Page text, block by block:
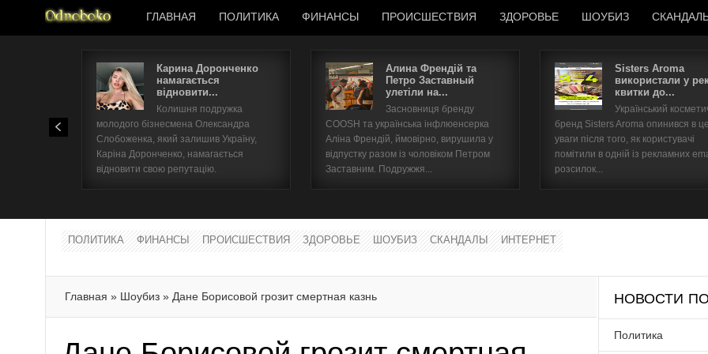
ГЛАВНАЯ ПОЛИТИКА ФИНАНСЫ ПРОИСШЕСТВИЯ ЗДОРОВЬЕ ШОУБИЗ
Карина Доронченко
намагається
відновити...
Колишня подружка
молодого бізнесмена Олександра
Слобоженка, який залишив Україну,
Каріна Доронченко, намагається
відновити свою репутацію.
Алина Френдій та
Петро Заставный
улетіли на...
Засновниця бренду
COOSH та українська інфлюенсерка
Аліна Френдій, ймовірно, вирушила у
відпустку разом із чоловіком Петром
Заставним. Подружжя...
Sisters Aroma
використали у
квитки до...
Український
бренд Sisters Aroma опинився в
уваги після того, як користувачі
помітили в одній із рекламних
розсилок...
ПОЛИТИКА ФИНАНСЫ ПРОИСШЕСТВИЯ ЗДОРОВЬЕ ШОУБИЗ СКАНДАЛЫ ИНТЕРНЕТ
Главная » Шоубиз » Дане Борисовой грозит смертная казнь НОВОСТИ
Политика
Имя пользователя
Забыли имя пользователя?